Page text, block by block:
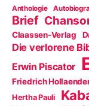
Anthologie
Brief
Claassen-Verlag
Die verlorene
Erwin Piscator
Friedrich
Hertha Pauli